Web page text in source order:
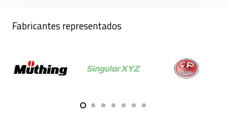
Fabricantes representados